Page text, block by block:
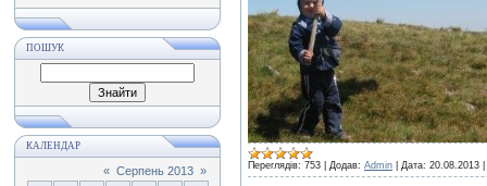
ПОШУК
КАЛЕНДАР
« Серпень 2013 »
Переглядів: 753 Додав: Admin Дата: 20.08.2013